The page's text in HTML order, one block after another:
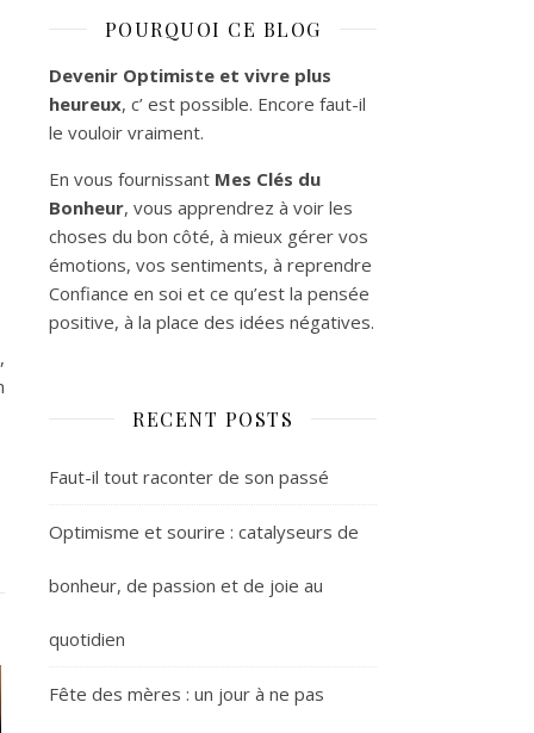
POURQUOI CE BLOG
Devenir Optimiste et vivre plus
heureux, c’ est possible. Encore faut-il
le vouloir vraiment.
En vous fournissant Mes Clés du
Bonheur, vous apprendrez à voir les
choses du bon côté, à mieux gérer vos
émotions, vos sentiments, à reprendre
Confiance en soi et ce qu’est la pensée
positive, à la place des idées négatives.
RECENT POSTS
Faut-il tout raconter de son passé
Optimisme et sourire : catalyseurs de
bonheur, de passion et de joie au
quotidien
Fête des mères : un jour à ne pas